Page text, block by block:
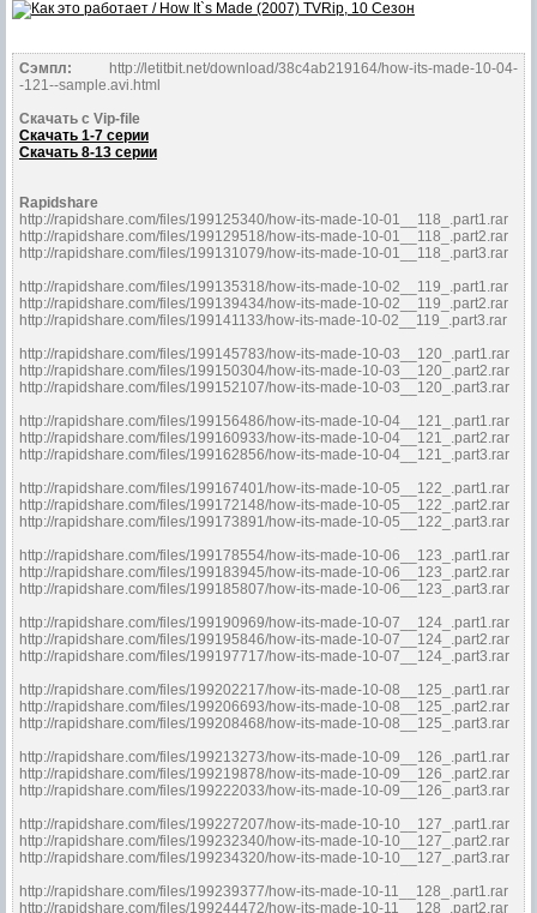
Сэмпл: http://letitbit.net/download/38c4ab219164/how-its-made-10-04-
-121--sample.avi.html
Скачать с Vip-file
Скачать 1-7 серии
Скачать 8-13 серии
Rapidshare
http://rapidshare.com/files/199125340/how-its-made-10-01__118_.part1.rar
http://rapidshare.com/files/199129518/how-its-made-10-01__118_.part2.rar
http://rapidshare.com/files/199131079/how-its-made-10-01__118_.part3.rar
http://rapidshare.com/files/199135318/how-its-made-10-02__119_.part1.rar
http://rapidshare.com/files/199139434/how-its-made-10-02__119_.part2.rar
http://rapidshare.com/files/199141133/how-its-made-10-02__119_.part3.rar
http://rapidshare.com/files/199145783/how-its-made-10-03__120_.part1.rar
http://rapidshare.com/files/199150304/how-its-made-10-03__120_.part2.rar
http://rapidshare.com/files/199152107/how-its-made-10-03__120_.part3.rar
http://rapidshare.com/files/199156486/how-its-made-10-04__121_.part1.rar
http://rapidshare.com/files/199160933/how-its-made-10-04__121_.part2.rar
http://rapidshare.com/files/199162856/how-its-made-10-04__121_.part3.rar
http://rapidshare.com/files/199167401/how-its-made-10-05__122_.part1.rar
http://rapidshare.com/files/199172148/how-its-made-10-05__122_.part2.rar
http://rapidshare.com/files/199173891/how-its-made-10-05__122_.part3.rar
http://rapidshare.com/files/199178554/how-its-made-10-06__123_.part1.rar
http://rapidshare.com/files/199183945/how-its-made-10-06__123_.part2.rar
http://rapidshare.com/files/199185807/how-its-made-10-06__123_.part3.rar
http://rapidshare.com/files/199190969/how-its-made-10-07__124_.part1.rar
http://rapidshare.com/files/199195846/how-its-made-10-07__124_.part2.rar
http://rapidshare.com/files/199197717/how-its-made-10-07__124_.part3.rar
http://rapidshare.com/files/199202217/how-its-made-10-08__125_.part1.rar
http://rapidshare.com/files/199206693/how-its-made-10-08__125_.part2.rar
http://rapidshare.com/files/199208468/how-its-made-10-08__125_.part3.rar
http://rapidshare.com/files/199213273/how-its-made-10-09__126_.part1.rar
http://rapidshare.com/files/199219878/how-its-made-10-09__126_.part2.rar
http://rapidshare.com/files/199222033/how-its-made-10-09__126_.part3.rar
http://rapidshare.com/files/199227207/how-its-made-10-10__127_.part1.rar
http://rapidshare.com/files/199232340/how-its-made-10-10__127_.part2.rar
http://rapidshare.com/files/199234320/how-its-made-10-10__127_.part3.rar
http://rapidshare.com/files/199239377/how-its-made-10-11__128_.part1.rar
http://rapidshare.com/files/199244472/how-its-made-10-11__128_.part2.rar